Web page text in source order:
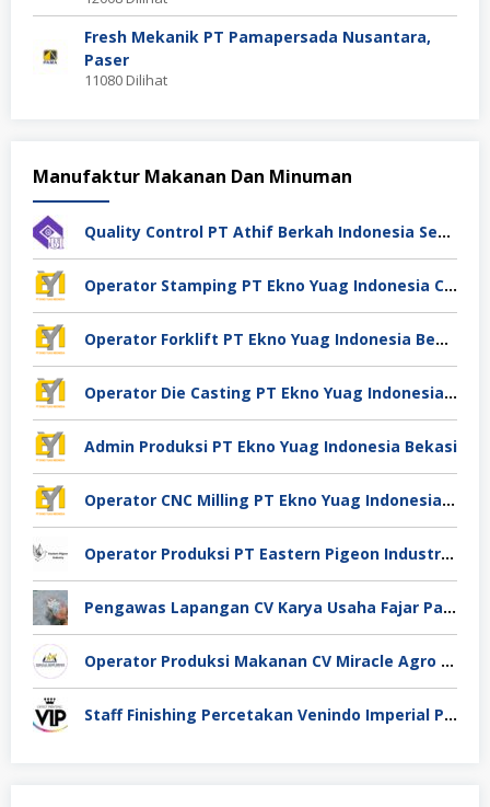
Fresh Mekanik PT Pamapersada Nusantara,
Paser
11080 Dilihat
Manufaktur Makanan Dan Minuman
Quality Control PT Athif Berkah Indonesia Semarang
Operator Stamping PT Ekno Yuag Indonesia Cikarang
Operator Forklift PT Ekno Yuag Indonesia Bekasi
Operator Die Casting PT Ekno Yuag Indonesia Bekasi
Admin Produksi PT Ekno Yuag Indonesia Bekasi
Operator CNC Milling PT Ekno Yuag Indonesia Bekasi
Operator Produksi PT Eastern Pigeon Industry Deli Serdang
Pengawas Lapangan CV Karya Usaha Fajar Pasuruan
Operator Produksi Makanan CV Miracle Agro Spices Sidoarjo
Staff Finishing Percetakan Venindo Imperial Perkasa Bandung Kota